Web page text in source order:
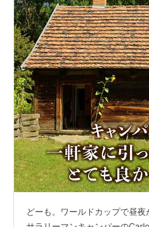
どーも。ワールドカップで昼